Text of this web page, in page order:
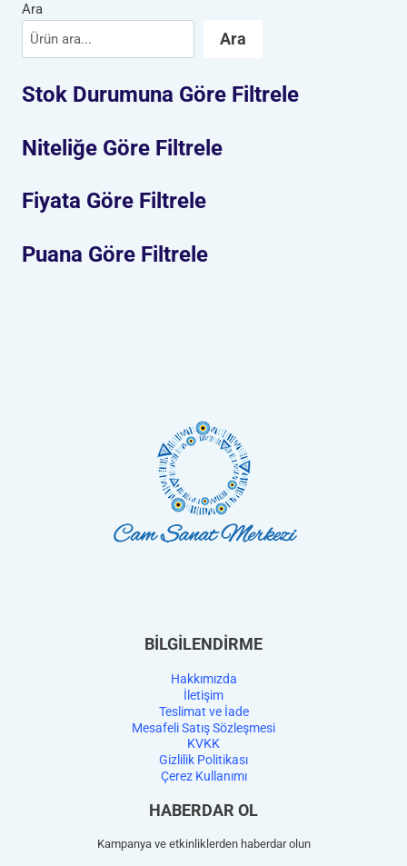
Ara
Ara
Stok Durumuna Göre Filtrele
Niteliğe Göre Filtrele
Fiyata Göre Filtrele
Puana Göre Filtrele
BİLGİLENDİRME
Hakkımızda
İletişim
Teslimat ve İade
Mesafeli Satış Sözleşmesi
KVKK
Gizlilik Politikası
Çerez Kullanımı
HABERDAR OL
Kampanya ve etkinliklerden haberdar olun